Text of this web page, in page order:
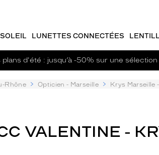
LUNETTES CONNECTÉES
plans d'été : jusqu’à -50% sur une
Rhône Opticien - Marseille Krys Marseille
VALENTINE -